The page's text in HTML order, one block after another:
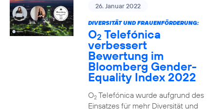
26. Januar 2022
DIVERSITÄT UND FRAUENFÖRDERUNG:
O2 Telefónica
verbessert
Bewertung im
Bloomberg Gender-
Equality Index 2022
O2Telefónica wurde aufgrund des
Einsatzes für mehr Diversität und